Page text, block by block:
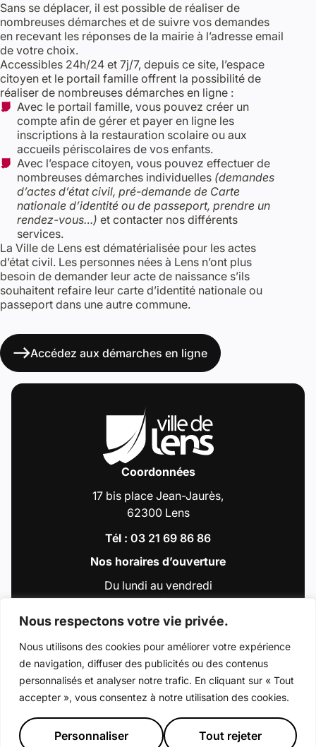
Nous respectons votre vie privée.
Nous utilisons des cookies pour améliorer votre expérience
de navigation, diffuser des publicités ou des contenus
personnalisés et analyser notre trafic. En cliquant sur « Tout
accepter », vous consentez à notre utilisation des cookies.
Personnaliser Tout rejeter
Sans se déplacer, il est possible de réaliser de
nombreuses démarches et de suivre vos demandes
en recevant les réponses de la mairie à l’adresse email
de votre choix.
Accessibles 24h/24 et 7j/7, depuis ce site, l’espace
citoyen et le portail famille offrent la possibilité de
réaliser de nombreuses démarches en ligne :
Avec le portail famille, vous pouvez créer un
compte afin de gérer et payer en ligne les
inscriptions à la restauration scolaire ou aux
accueils périscolaires de vos enfants.
Avec l’espace citoyen, vous pouvez effectuer de
nombreuses démarches individuelles (demandes
d’actes d’état civil, pré-demande de Carte
nationale d’identité ou de passeport, prendre un
rendez-vous…) et contacter nos différents
services.
La Ville de Lens est dématérialisée pour les actes
d’état civil. Les personnes nées à Lens n’ont plus
besoin de demander leur acte de naissance s’ils
souhaitent refaire leur carte d’identité nationale ou
passeport dans une autre commune.
Accédez aux démarches en ligne
Coordonnées
17 bis place Jean-Jaurès,
62300 Lens
Tél : 03 21 69 86 86
Nos horaires d’ouverture
Du lundi au vendredi
de 9h00 à 12h30
et de 13h30 à 18h00
Accéder au compte : Facebook (Lien
Accéder au compte : Instagram (Lien
Accéder au compte : Linkedin
Accéder au compte :
Accéder au compte :
Déclaration d’accessibilité
Préférence de consentement